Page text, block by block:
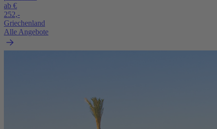
ab €
252,-
Griechenland
Alle Angebote